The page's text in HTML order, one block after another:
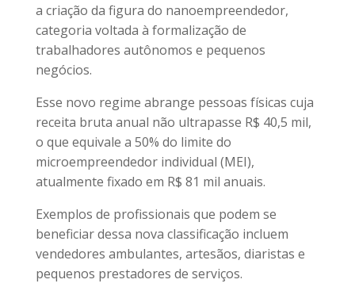
a criação da figura do nanoempreendedor,
categoria voltada à formalização de
trabalhadores autônomos e pequenos
negócios.
Esse novo regime abrange pessoas físicas cuja
receita bruta anual não ultrapasse R$ 40,5 mil,
o que equivale a 50% do limite do
microempreendedor individual (MEI),
atualmente fixado em R$ 81 mil anuais.
Exemplos de profissionais que podem se
beneficiar dessa nova classificação incluem
vendedores ambulantes, artesãos, diaristas e
pequenos prestadores de serviços.